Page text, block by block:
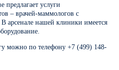
услуги
– врачей-маммологов с
арсенале нашей клиники имеется
можно по телефону +7 (499) 148-